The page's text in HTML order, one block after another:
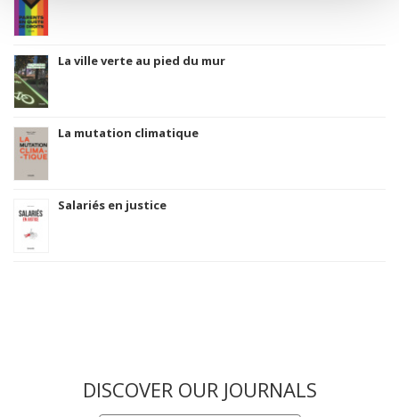
La ville verte au pied du mur
La mutation climatique
Salariés en justice
DISCOVER OUR JOURNALS